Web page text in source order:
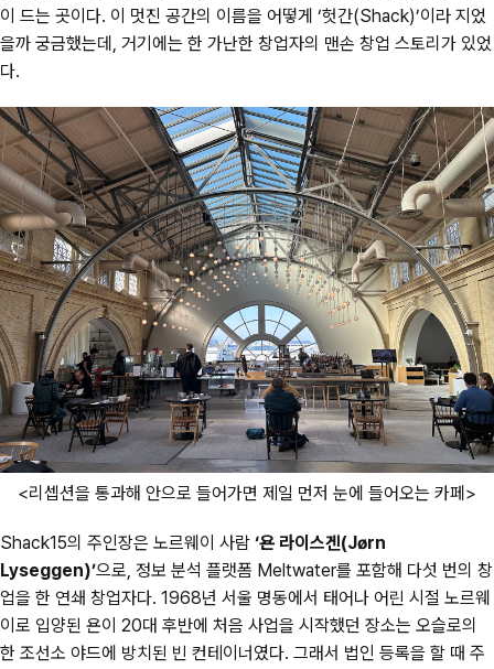
이 드는 곳이다. 이 멋진 공간의 이름을 어떻게 ‘헛간(Shack)’이라 지었
을까 궁금했는데, 거기에는 한 가난한 창업자의 맨손 창업 스토리가 있었
다.
<리셉션을 통과해 안으로 들어가면 제일 먼저 눈에 들어오는 카페>
Shack15의 주인장은 노르웨이 사람 ‘욘 라이스겐(Jørn
Lyseggen)’으로, 정보 분석 플랫폼 Meltwater를 포함해 다섯 번의 창
업을 한 연쇄 창업자다. 1968년 서울 명동에서 태어나 어린 시절 노르웨
이로 입양된 욘이 20대 후반에 처음 사업을 시작했던 장소는 오슬로의
한 조선소 야드에 방치된 빈 컨테이너였다. 그래서 법인 등록을 할 때 주